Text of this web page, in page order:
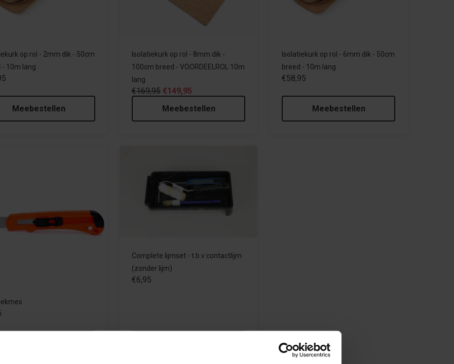
op rol - 2mm dik - 50cm
- 10m lang
Meebestellen
Isolatiekurk op rol - 8mm dik -
100cm breed - VOORDEELROL 10m
lang
€169,95 €149,95
Meebestellen
Isolatiekurk op rol - 6mm dik - 50cm
breed - 10m lang
€58,95
Meebestellen
Complete lijmset - t.b.v contactlijm
(zonder lijm)
€6,95